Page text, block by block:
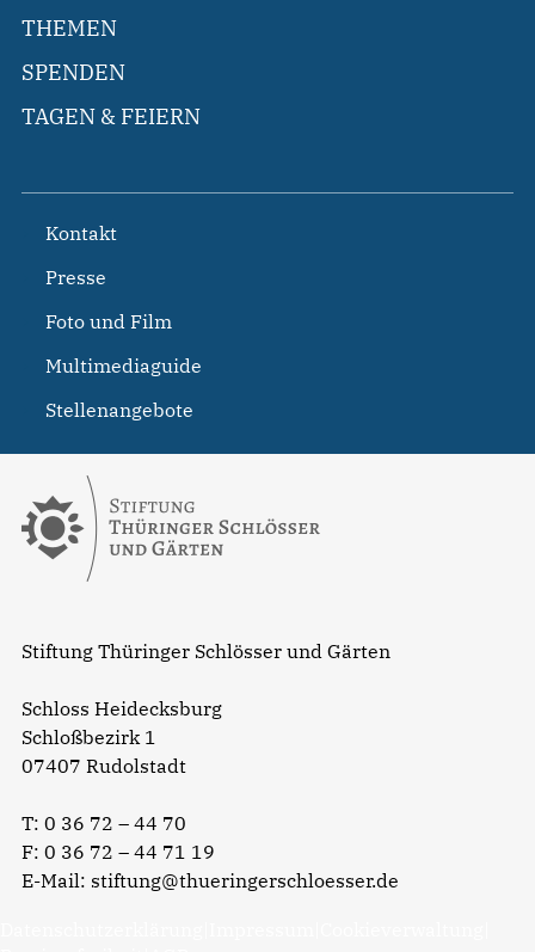
Stiftung Thüringer Schlösser und Gärten
Schloss Heidecksburg
Schloßbezirk 1
07407 Rudolstadt
T: 0 36 72 – 44 70
F: 0 36 72 – 44 71 19
E-Mail: stiftung@thueringerschloesser.de
THEMEN
SPENDEN
TAGEN & FEIERN
Kontakt
Presse
Foto und Film
Multimediaguide
Stellenangebote